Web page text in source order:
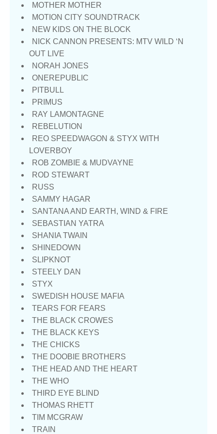
MOTHER MOTHER
MOTION CITY SOUNDTRACK
NEW KIDS ON THE BLOCK
NICK CANNON PRESENTS: MTV WILD ‘N
OUT LIVE
NORAH JONES
ONEREPUBLIC
PITBULL
PRIMUS
RAY LAMONTAGNE
REBELUTION
REO SPEEDWAGON & STYX WITH
LOVERBOY
ROB ZOMBIE & MUDVAYNE
ROD STEWART
RUSS
SAMMY HAGAR
SANTANA AND EARTH, WIND & FIRE
SEBASTIAN YATRA
SHANIA TWAIN
SHINEDOWN
SLIPKNOT
STEELY DAN
STYX
SWEDISH HOUSE MAFIA
TEARS FOR FEARS
THE BLACK CROWES
THE BLACK KEYS
THE CHICKS
THE DOOBIE BROTHERS
THE HEAD AND THE HEART
THE WHO
THIRD EYE BLIND
THOMAS RHETT
TIM MCGRAW
TRAIN